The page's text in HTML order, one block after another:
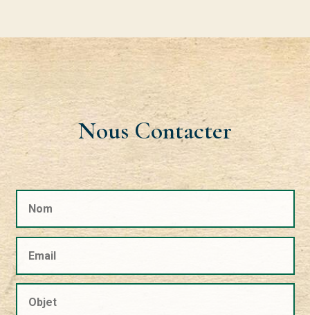
Nous Contacter